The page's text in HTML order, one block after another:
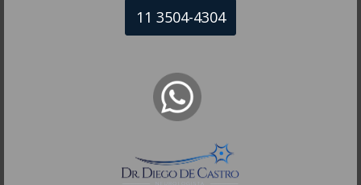
11 3504-4304
NEUROLOGISTA EM SÃO PAULO – SP
R. Itapeva, 518 - sala 1301
Bela Vista - São Paulo - SP